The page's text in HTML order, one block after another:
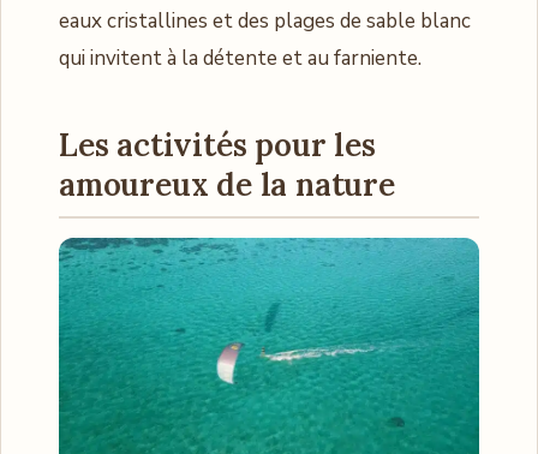
eaux cristallines et des plages de sable blanc
qui invitent à la détente et au farniente.
Les activités pour les
amoureux de la nature